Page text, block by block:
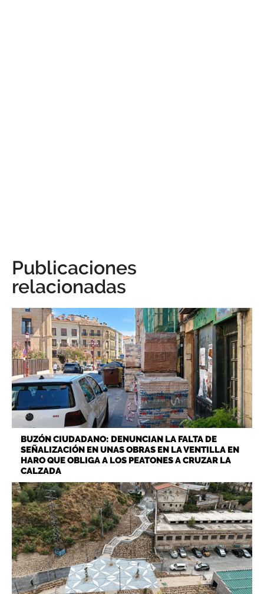
Publicaciones
relacionadas
BUZÓN CIUDADANO: DENUNCIAN LA FALTA DE
SEÑALIZACIÓN EN UNAS OBRAS EN LA VENTILLA EN
HARO QUE OBLIGA A LOS PEATONES A CRUZAR LA
CALZADA